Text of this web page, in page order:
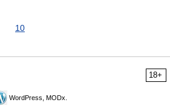
10
18+
WordPress, MODx.